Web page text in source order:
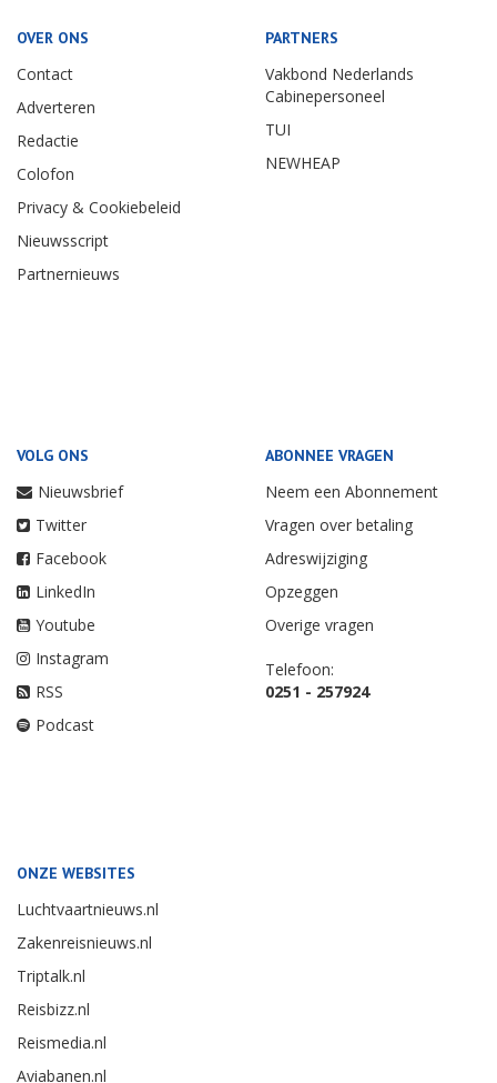
OVER ONS
Contact
Adverteren
Redactie
Colofon
Privacy & Cookiebeleid
Nieuwsscript
Partnernieuws
PARTNERS
Vakbond Nederlands
Cabinepersoneel
TUI
NEWHEAP
VOLG ONS
Nieuwsbrief
Twitter
Facebook
LinkedIn
Youtube
Instagram
RSS
Podcast
ABONNEE VRAGEN
Neem een Abonnement
Vragen over betaling
Adreswijziging
Opzeggen
Overige vragen
Telefoon:
0251 - 257924
ONZE WEBSITES
Luchtvaartnieuws.nl
Zakenreisnieuws.nl
Triptalk.nl
Reisbizz.nl
Reismedia.nl
Aviabanen.nl